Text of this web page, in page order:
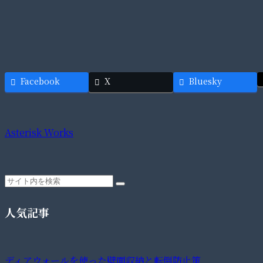
Facebook X Bluesky
Asterisk Works
人気記事